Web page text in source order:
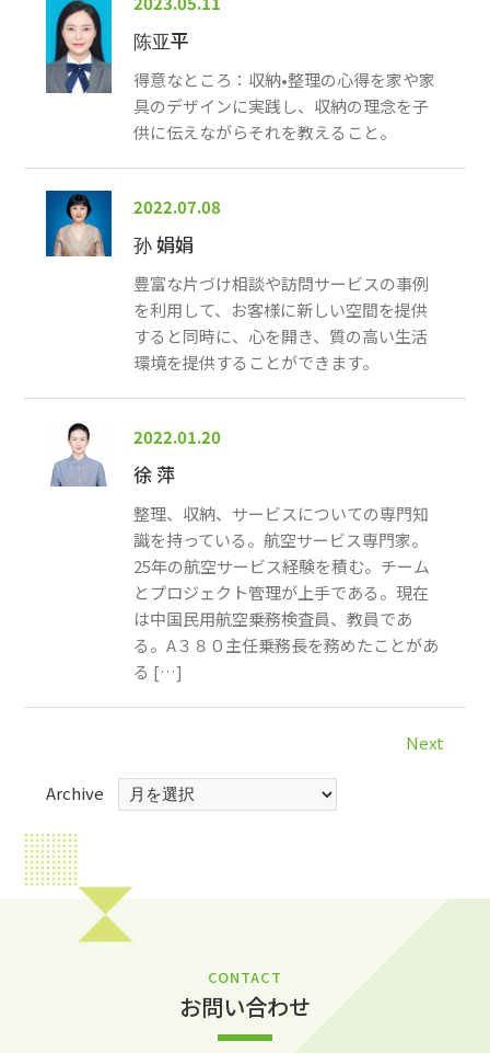
陈亚平
得意なところ：収納•整理の心得を家や家
具のデザインに実践し、収納の理念を子
供に伝えながらそれを教えること。
2022.07.08
孙 娟娟
豊富な片づけ相談や訪問サービスの事例
を利用して、お客様に新しい空間を提供
すると同時に、心を開き、質の高い生活
環境を提供することができます。
2022.01.20
徐 萍
整理、収納、サービスについての専門知
識を持っている。航空サービス専門家。
25年の航空サービス経験を積む。チーム
とプロジェクト管理が上手である。現在
は中国民用航空乗務検査員、教員であ
る。A３８０主任乗務長を務めたことがあ
る […]
Next
Archive
CONTACT
お問い合わせ